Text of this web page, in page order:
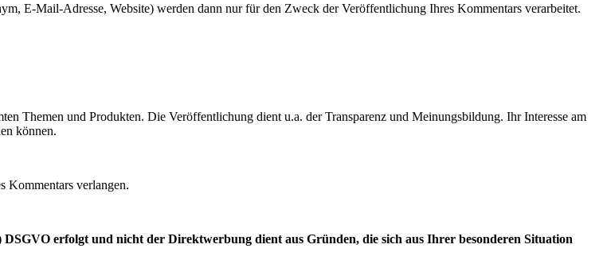
E-Mail-Adresse, Website) werden dann nur für den Zweck der Veröffentlichung Ihres Kommentars verarbeitet.
Themen und Produkten. Die Veröffentlichung dient u.a. der Transparenz und Meinungsbildung. Ihr Interesse am
können.
Kommentars verlangen.
erfolgt und nicht der Direktwerbung dient aus Gründen, die sich aus Ihrer besonderen Situation